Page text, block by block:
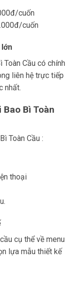
cuốn
cuốn
Cầu có chính
liên hệ trực tiếp
nhất.
Bì Toàn
Toàn Cầu :
thoại
cụ thể về menu
lựa mẫu thiết kế